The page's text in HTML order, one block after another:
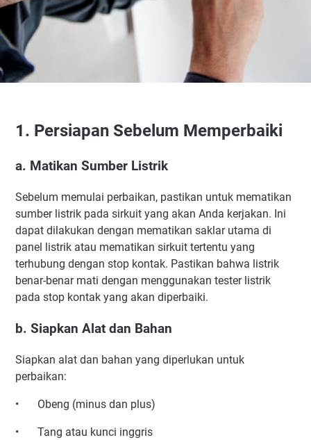
1. Persiapan Sebelum Memperbaiki
a. Matikan Sumber Listrik
Sebelum memulai perbaikan, pastikan untuk mematikan
sumber listrik pada sirkuit yang akan Anda kerjakan. Ini
dapat dilakukan dengan mematikan saklar utama di
panel listrik atau mematikan sirkuit tertentu yang
terhubung dengan stop kontak. Pastikan bahwa listrik
benar-benar mati dengan menggunakan tester listrik
pada stop kontak yang akan diperbaiki.
b. Siapkan Alat dan Bahan
Siapkan alat dan bahan yang diperlukan untuk
perbaikan:
• Obeng (minus dan plus)
• Tang atau kunci inggris